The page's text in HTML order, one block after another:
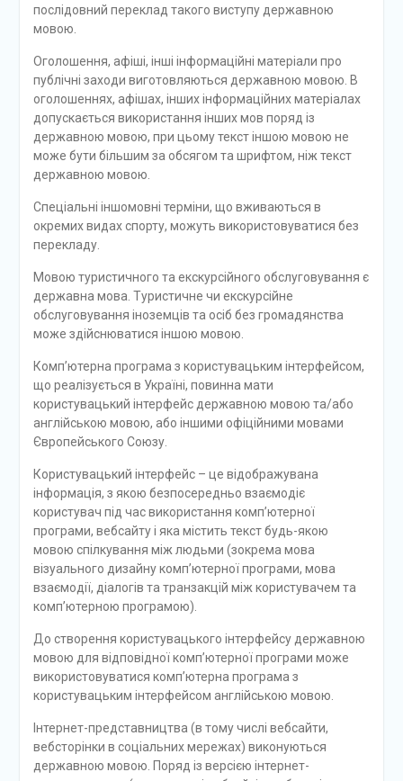
послідовний переклад такого виступу державною
мовою.
Оголошення, афіші, інші інформаційні матеріали про
публічні заходи виготовляються державною мовою. В
оголошеннях, афішах, інших інформаційних матеріалах
допускається використання інших мов поряд із
державною мовою, при цьому текст іншою мовою не
може бути більшим за обсягом та шрифтом, ніж текст
державною мовою.
Спеціальні іншомовні терміни, що вживаються в
окремих видах спорту, можуть використовуватися без
перекладу.
Мовою туристичного та екскурсійного обслуговування є
державна мова. Туристичне чи екскурсійне
обслуговування іноземців та осіб без громадянства
може здійснюватися іншою мовою.
Комп’ютерна програма з користувацьким інтерфейсом,
що реалізується в Україні, повинна мати
користувацький інтерфейс державною мовою та/або
англійською мовою, або іншими офіційними мовами
Європейського Союзу.
Користувацький інтерфейс – це відображувана
інформація, з якою безпосередньо взаємодіє
користувач під час використання комп’ютерної
програми, вебсайту і яка містить текст будь-якою
мовою спілкування між людьми (зокрема мова
візуального дизайну комп’ютерної програми, мова
взаємодії, діалогів та транзакцій між користувачем та
комп’ютерною програмою).
До створення користувацького інтерфейсу державною
мовою для відповідної комп’ютерної програми може
використовуватися комп’ютерна програма з
користувацьким інтерфейсом англійською мовою.
Інтернет-представництва (в тому числі вебсайти,
вебсторінки в соціальних мережах) виконуються
державною мовою. Поряд із версією інтернет-